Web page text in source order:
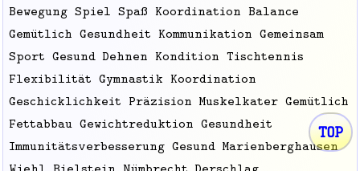
Bewegung Spiel Spaß Koordination Balance
Gemütlich Gesundheit Kommunikation Gemeinsam
Sport Gesund Dehnen Kondition Tischtennis
Flexibilität Gymnastik Koordination
Geschicklichkeit Präzision Muskelkater Gemütlich
Fettabbau Gewichtreduktion Gesundheit
Immunitätsverbesserung Gesund Marienberghausen
TOP